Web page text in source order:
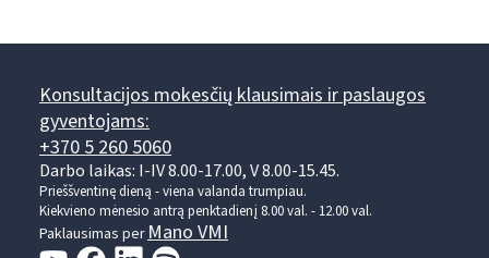
Konsultacijos mokesčių klausimais ir paslaugos
gyventojams:
+370 5 260 5060
Darbo laikas: I-IV 8.00-17.00, V 8.00-15.45.
Prieššventinę dieną - viena valanda trumpiau.
Kiekvieno mėnesio antrą penktadienį 8.00 val. - 12.00 val.
Paklausimas per Mano VMI